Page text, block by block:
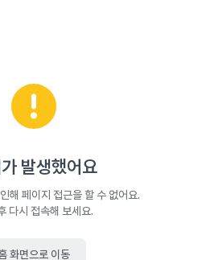
발생했어요
해 페이지 접근을 할 수 없어요.
다시 접속해 보세요.
화면으로 이동